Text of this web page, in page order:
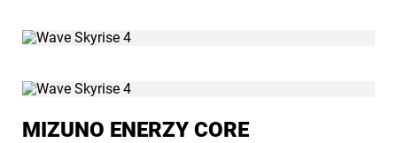
MIZUNO ENERZY CORE